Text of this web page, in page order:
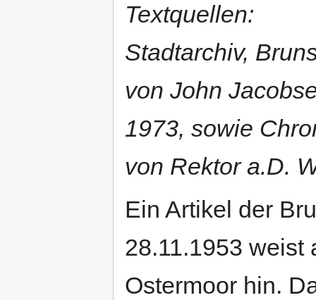
Textquellen:
Stadtarchiv,
von John
1973, sowie
von Rektor a.D.
Ein Artikel der
28.11.1953 weist
Ostermoor hin.